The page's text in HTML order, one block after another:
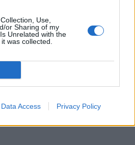
Use,
or Sharing of my
Unrelated with the
was collected.
Data Access Privacy Policy